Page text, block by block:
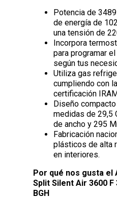
Potencia de
de energía de
una tensión de
Incorpora
para programar
según tus
Utiliza gas
cumpliendo con
certificación
Diseño
medidas de 29,5
de ancho y 295
Fabricación
plásticos de alta
en interiores.
Por qué nos gusta el
Split Silent Air 3600 F
BGH